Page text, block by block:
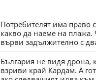
Потребителят има право
какво да наеме на плажа.
върви задължително с
България не видя дрона,
взриви край Кардам. А